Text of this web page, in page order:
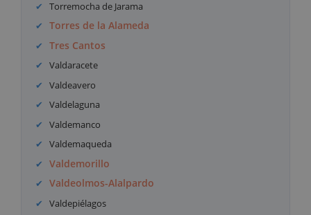
Torremocha de Jarama
Torres de la Alameda
Tres Cantos
Valdaracete
Valdeavero
Valdelaguna
Valdemanco
Valdemaqueda
Valdemorillo
Valdeolmos-Alalpardo
Valdepiélagos